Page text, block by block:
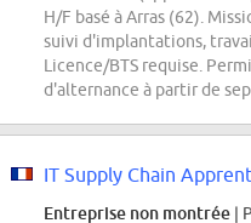
H/F basé à Arras (62).
suivi d'implantations,
Licence/BTS requise.
d'alternance à partir de
IT Supply Chain
Entreprise non montrée |